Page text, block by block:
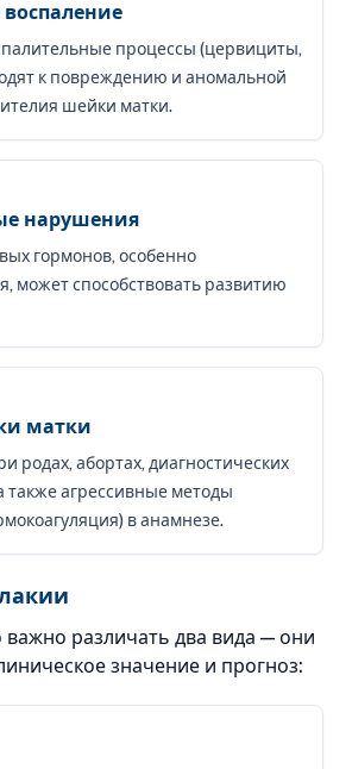
процессы (цервициты,
к повреждению и аномальной
шейки матки.
нарушения
гормонов, особенно
может способствовать развитию
матки
родах, абортах, диагностических
также агрессивные методы
в анамнезе.
различать два вида — они
значение и прогноз: